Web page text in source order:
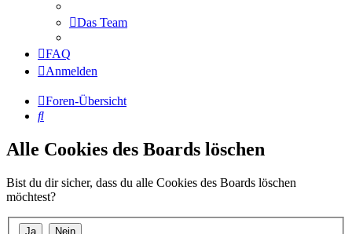
Das Team
FAQ
Anmelden
Foren-Übersicht
Suche
Alle Cookies des Boards löschen
Bist du dir sicher, dass du alle Cookies des Boards löschen
möchtest?